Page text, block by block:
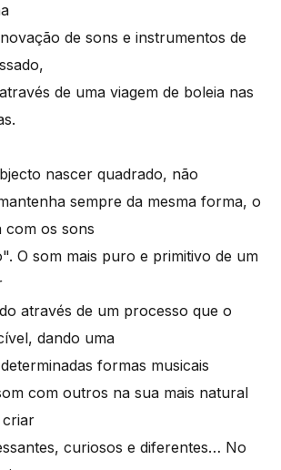
de sons e instrumentos de
de uma viagem de boleia nas
nascer quadrado, não
sempre da mesma forma, o
com os sons
O som mais puro e primitivo de um
através de um processo que o
dando uma
formas musicais
com outros na sua mais natural
criar
curiosos e diferentes… No